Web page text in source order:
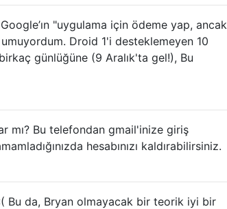
"uygulama için ödeme yap, ancak
Droid 1'i desteklemeyen 10
günlüğüne (9 Aralık'ta gel!), Bu
mı? Bu telefondan gmail'inize giriş
hesabınızı kaldırabilirsiniz.
Bu da, Bryan olmayacak bir teorik iyi bir